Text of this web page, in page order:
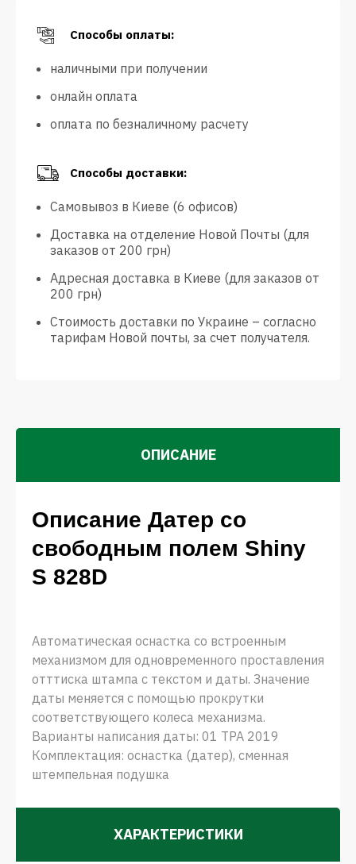
Способы оплаты:
наличными при получении
онлайн оплата
оплата по безналичному расчету
Способы доставки:
Самовывоз в Киеве (6 офисов)
Доставка на отделение Новой Почты (для
заказов от 200 грн)
Адресная доставка в Киеве (для заказов от
200 грн)
Стоимость доставки по Украине – согласно
тарифам Новой почты, за счет получателя.
ОПИСАНИЕ
Описание Датер со
свободным полем Shiny
S 828D
Автоматическая оснастка со встроенным
механизмом для одновременного проставления
отттиска штампа с текстом и даты. Значение
даты меняется с помощью прокрутки
соответствующего колеса механизма.
Варианты написания даты: 01 ТРА 2019
Комплектация: оснастка (датер), сменная
штемпельная подушка
ХАРАКТЕРИСТИКИ